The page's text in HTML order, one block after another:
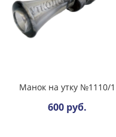
Манок на утку №1110/1
600 руб.